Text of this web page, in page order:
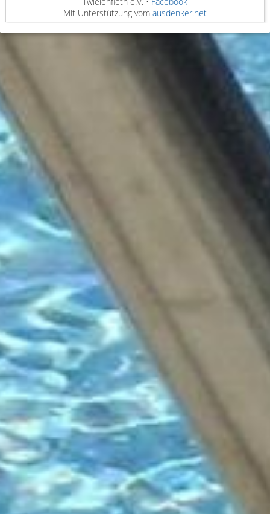
Mit Unterstützung vom ausdenker.net